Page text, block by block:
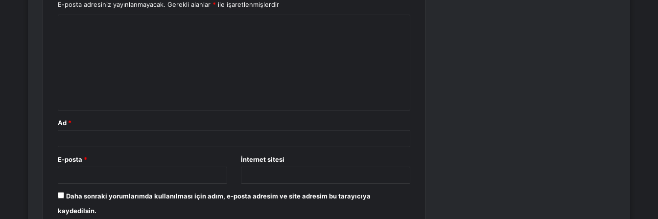
E-posta adresiniz yayınlanmayacak. Gerekli alanlar * ile işaretlenmişlerdir
Ad *
E-posta * İnternet sitesi
Daha sonraki yorumlarımda kullanılması için adım, e-posta adresim ve site adresim bu tarayıcıya
kaydedilsin.